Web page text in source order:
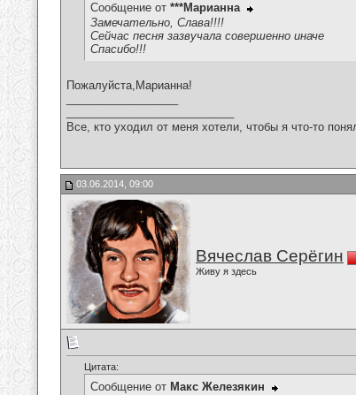
Сообщение от ***Марианна
Замечательно, Слава!!!!
Сейчас песня зазвучала совершенно иначе
Спасибо!!!
Пожалуйста,Марианна!
Все, кто уходил от меня хотели, чтобы я что-то
03.06.2014, 09:00
Вячеслав Серёгин
Живу я здесь
Цитата:
Сообщение от Макс Железякин